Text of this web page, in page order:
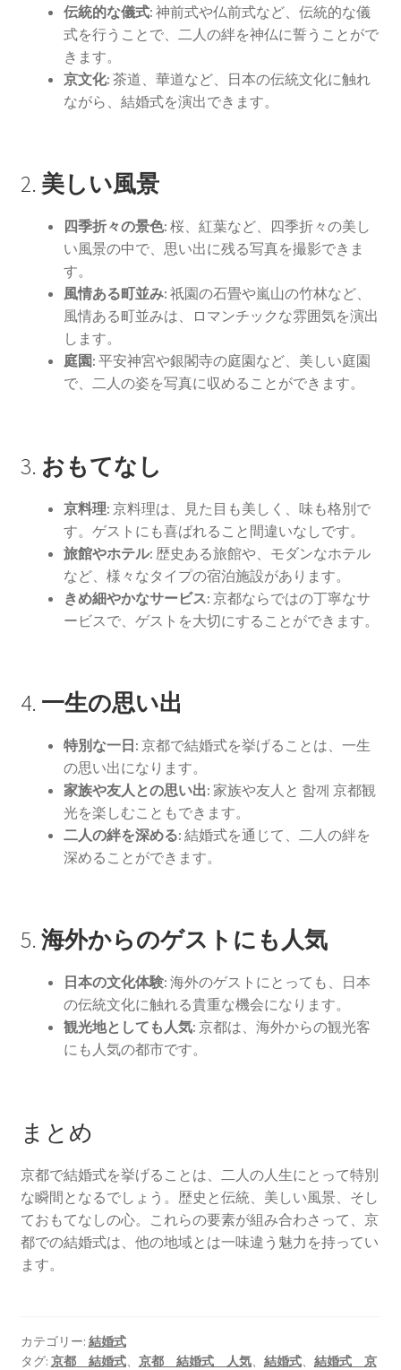
結婚式場に設置したいウェルカムグッズ
京都ウェディングで参考にしたいこと
人気のウエディングソング
結婚式場選びの失敗談から学ぶ成功のコツ
ウエディングの定番曲
京都でフォトウェディングをするならここ！おすすめス
ポット12選
海外ウエディングのメリット、デメリット
フォトウェディング
アーカイブ
京都の結婚式場最新情報！ブライダルフェアと特典の楽
しみ方
伝統的な儀式: 神前式や仏前式など、伝統的な儀
式を行うことで、二人の絆を神仏に誓うことがで
きます。
京文化: 茶道、華道など、日本の伝統文化に触れ
ながら、結婚式を演出できます。
2. 美しい風景
四季折々の景色: 桜、紅葉など、四季折々の美し
い風景の中で、思い出に残る写真を撮影できま
す。
風情ある町並み: 祇園の石畳や嵐山の竹林など、
風情ある町並みは、ロマンチックな雰囲気を演出
します。
庭園: 平安神宮や銀閣寺の庭園など、美しい庭園
で、二人の姿を写真に収めることができます。
3. おもてなし
京料理: 京料理は、見た目も美しく、味も格別で
す。ゲストにも喜ばれること間違いなしです。
旅館やホテル: 歴史ある旅館や、モダンなホテル
など、様々なタイプの宿泊施設があります。
きめ細やかなサービス: 京都ならではの丁寧なサ
ービスで、ゲストを大切にすることができます。
4. 一生の思い出
特別な一日: 京都で結婚式を挙げることは、一生
の思い出になります。
家族や友人との思い出: 家族や友人と 함께 京都観
光を楽しむこともできます。
二人の絆を深める: 結婚式を通じて、二人の絆を
深めることができます。
5. 海外からのゲストにも人気
日本の文化体験: 海外のゲストにとっても、日本
の伝統文化に触れる貴重な機会になります。
観光地としても人気: 京都は、海外からの観光客
にも人気の都市です。
まとめ
京都で結婚式を挙げることは、二人の人生にとって特別
な瞬間となるでしょう。歴史と伝統、美しい風景、そし
ておもてなしの心。これらの要素が組み合わさって、京
都での結婚式は、他の地域とは一味違う魅力を持ってい
ます。
カテゴリー: 結婚式
タグ: 京都 結婚式、 京都 結婚式 人気、 結婚式、 結婚式 京